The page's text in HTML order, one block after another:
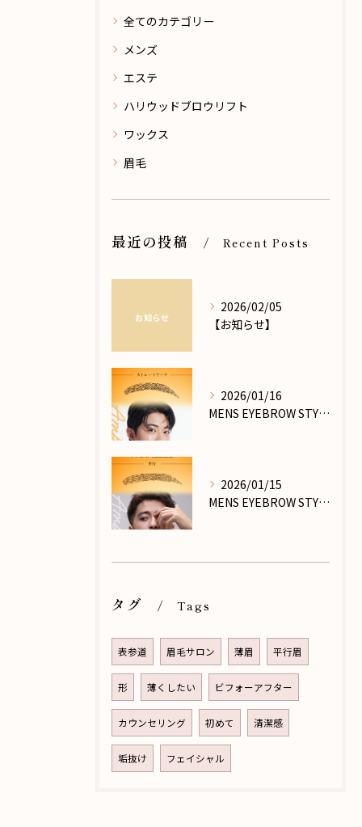
全てのカテゴリー
メンズ
エステ
ハリウッドブロウリフト
ワックス
眉毛
最近の投稿 Recent Posts
2026/02/05
【お知らせ】
2026/01/16
MENS EYEBROW STYLE_PART.Ⅶ
2026/01/15
MENS EYEBROW STYLE_PART.Ⅵ
タグ Tags
表参道 眉毛サロン 薄眉 平行眉
形 薄くしたい ビフォーアフター
カウンセリング 初めて 清潔感
垢抜け フェイシャル